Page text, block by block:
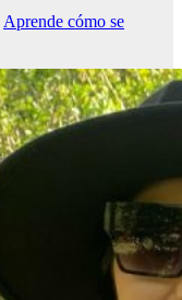
Aprende cómo se